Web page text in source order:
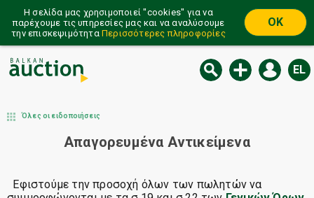
Η σελίδα μας χρησιμοποιεί ''cookies'' για να
παρέχουμε τις υπηρεσίες μας και να αναλύσουμε
την επισκεψιμότητα Περισσότερες πληροφορίες
OK
EL
Όλες οι ειδοποιήσεις
Απαγορευμένα Αντικείμενα
Εφιστούμε την προσοχή όλων των πωλητών να